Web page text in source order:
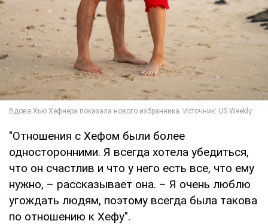
"Отношения с Хефом были более
односторонними. Я всегда хотела убедиться,
что он счастлив и что у него есть все, что ему
нужно, – рассказывает она. – Я очень люблю
угождать людям, поэтому всегда была такова
по отношению к Хефу".